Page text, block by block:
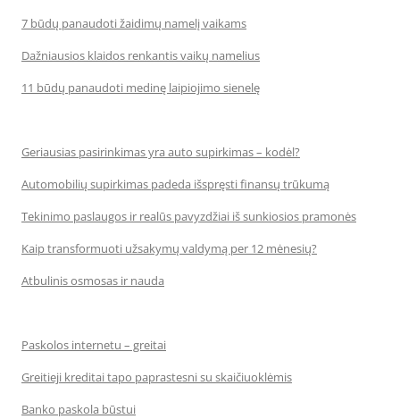
7 būdų panaudoti žaidimų namelį vaikams
Dažniausios klaidos renkantis vaikų namelius
11 būdų panaudoti medinę laipiojimo sienelę
Geriausias pasirinkimas yra auto supirkimas – kodėl?
Automobilių supirkimas padeda išspręsti finansų trūkumą
Tekinimo paslaugos ir realūs pavyzdžiai iš sunkiosios pramonės
Kaip transformuoti užsakymų valdymą per 12 mėnesių?
Atbulinis osmosas ir nauda
Paskolos internetu – greitai
Greitieji kreditai tapo paprastesni su skaičiuoklėmis
Banko paskola būstui